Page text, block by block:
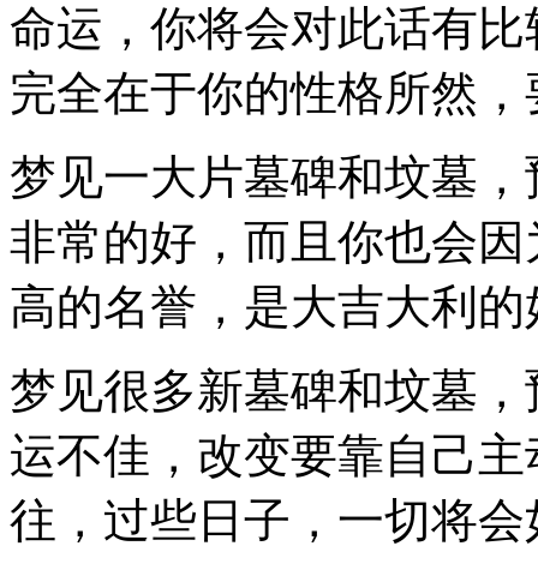
命运，你将会对此话有
完全在于你的性格所然
梦见一大片墓碑和坟墓
非常的好，而且你也会
高的名誉，是大吉大利的
梦见很多新墓碑和坟墓
运不佳，改变要靠自己
往，过些日子，一切将会